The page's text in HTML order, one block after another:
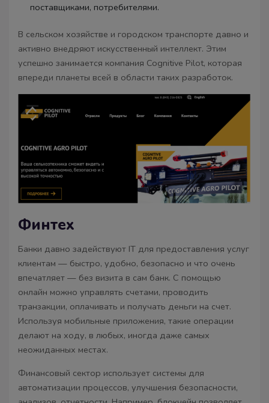
поставщиками, потребителями.
В сельском хозяйстве и городском транспорте давно и
активно внедряют искусственный интеллект. Этим
успешно занимается компания Cognitive Pilot, которая
впереди планеты всей в области таких разработок.
Финтех
Банки давно задействуют IT для предоставления услуг
клиентам — быстро, удобно, безопасно и что очень
впечатляет — без визита в сам банк. С помощью
онлайн можно управлять счетами, проводить
транзакции, оплачивать и получать деньги на счет.
Используя мобильные приложения, такие операции
делают на ходу, в любых, иногда даже самых
неожиданных местах.
Финансовый сектор использует системы для
автоматизации процессов, улучшения безопасности,